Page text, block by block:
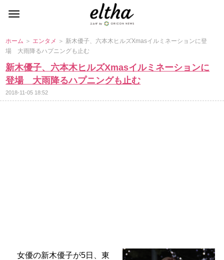
ホーム ＞ エンタメ ＞ 新木優子、六本木ヒルズXmasイルミネーションに登
場 大雨降るハプニングも止む
新木優子、六本木ヒルズXmasイルミネーションに
登場 大雨降るハプニングも止む
2018-11-05 18:52
女優の新木優子が5日、東